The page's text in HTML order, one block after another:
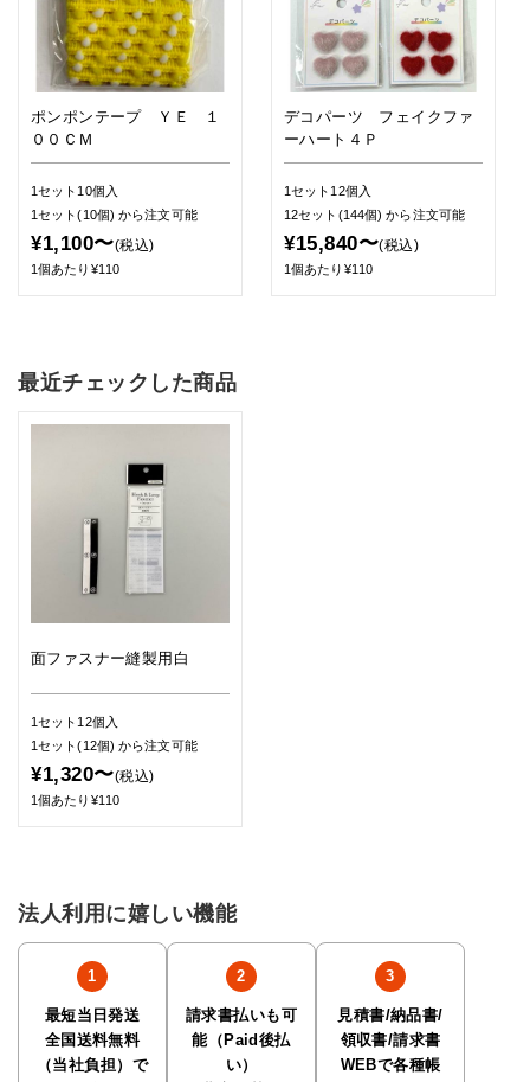
ポンポンテープ ＹＥ １
００ＣＭ
1セット10個入
1セット(10個)から注文可能
¥1,100〜(税込)
1個あたり¥110
デコパーツ フェイクファ
ーハート４Ｐ
1セット12個入
12セット(144個)から注文可能
¥15,840〜(税込)
1個あたり¥110
最近チェックした商品
面ファスナー縫製用白
1セット12個入
1セット(12個)から注文可能
¥1,320〜(税込)
1個あたり¥110
法人利用に嬉しい機能
最短当日発送
全国送料無料
（当社負担）で
請求書払いも可
能（Paid後払
い）
見積書/納品書/
領収書/請求書
WEBで各種帳